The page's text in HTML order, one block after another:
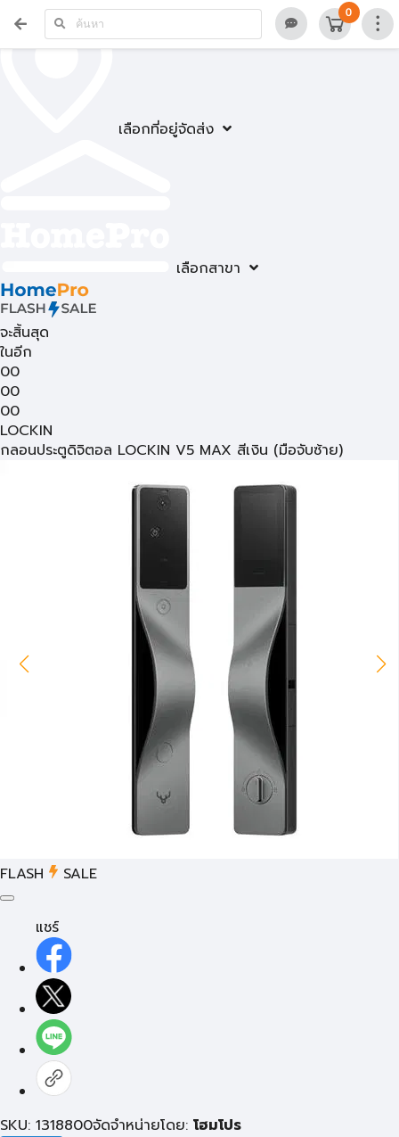
เลือกที่อยู่จัดส่ง
เลือกสาขา
0
จะสิ้นสุด
ในอีก
00
00
00
LOCKIN
กลอนประตูดิจิตอล LOCKIN V5 MAX สีเงิน (มือจับซ้าย)
FLASH SALE
แชร์
SKU: 1318800จัดจำหน่ายโดย: โฮมโปร